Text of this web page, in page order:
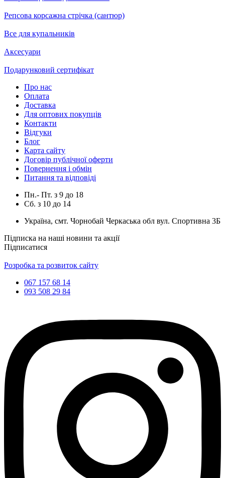
Репсова корсажна стрічка (сантюр)
Все для купальників
Аксесуари
Подарунковий сертифікат
Про нас
Оплата
Доставка
Для оптових покупців
Контакти
Відгуки
Блог
Карта сайту
Договір публічної оферти
Повернення і обмін
Питання та відповіді
Пн.- Пт. з 9 до 18
Сб. з 10 до 14
Україна, смт. Чорнобай Черкаська обл вул. Спортивна 3Б
Підписка на наші новини та акції
Підписатися
Розробка та розвиток сайту
067 157 68 14
093 508 29 84